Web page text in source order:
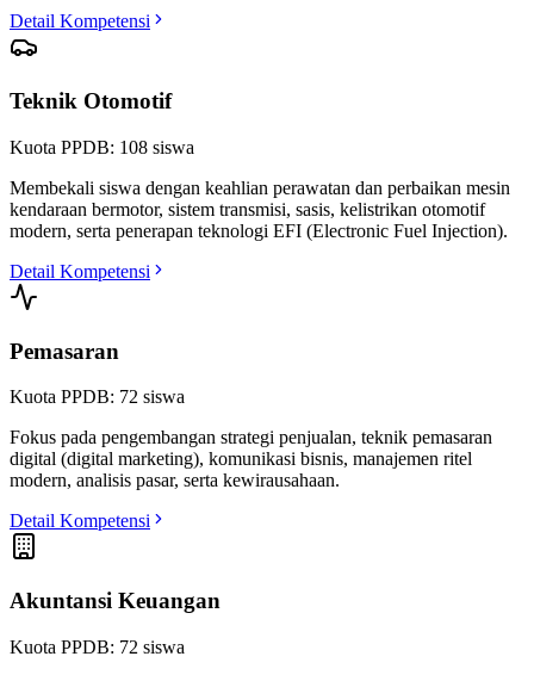
Detail Kompetensi
Teknik Otomotif
Kuota PPDB: 108 siswa
Membekali siswa dengan keahlian perawatan dan perbaikan mesin
kendaraan bermotor, sistem transmisi, sasis, kelistrikan otomotif
modern, serta penerapan teknologi EFI (Electronic Fuel Injection).
Detail Kompetensi
Pemasaran
Kuota PPDB: 72 siswa
Fokus pada pengembangan strategi penjualan, teknik pemasaran
digital (digital marketing), komunikasi bisnis, manajemen ritel
modern, analisis pasar, serta kewirausahaan.
Detail Kompetensi
Akuntansi Keuangan
Kuota PPDB: 72 siswa